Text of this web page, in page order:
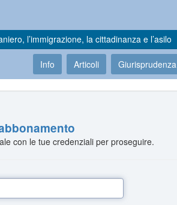
l’immigrazione, la cittadinanza e l’asilo
Info Articoli Giurisprudenza
con le tue credenziali per proseguire.